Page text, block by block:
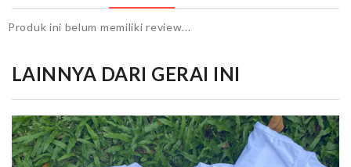
Produk ini belum memiliki review...
LAINNYA DARI GERAI INI